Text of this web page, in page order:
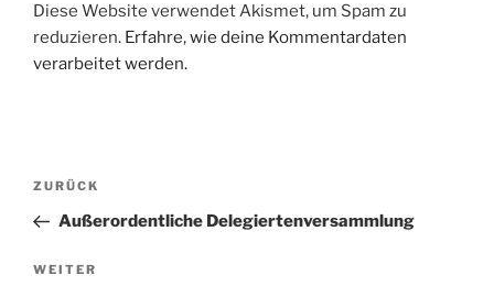
Diese Website verwendet Akismet, um Spam zu
reduzieren. Erfahre, wie deine Kommentardaten
verarbeitet werden.
Beitragsnavigation
Vorheriger
Beitrag
ZURÜCK
Außerordentliche Delegiertenversammlung
Nächster
WEITER